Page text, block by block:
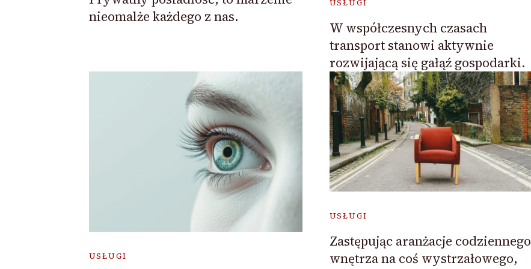
nieomalże każdego z nas.
USŁUGI
W współczesnych czasach
transport stanowi aktywnie
rozwijającą się gałąź gospodarki.
USŁUGI
USŁUGI
Zastępując aranżacje codziennego
wnętrza na coś wystrzałowego,